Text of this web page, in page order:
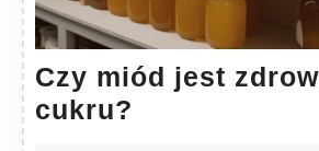
Czy miód jest
cukru?